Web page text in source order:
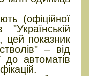
(офіційної
цей показник
– від
до автоматів